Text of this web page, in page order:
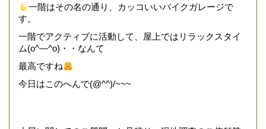
一階はその名の通り、カッコいいバイクガレージで
す。
一階でアクティブに活動して、屋上ではリラックスタイ
ム(o^―^o)・・なんて
最高ですね
今日はこのへんで(@^^)/~~~